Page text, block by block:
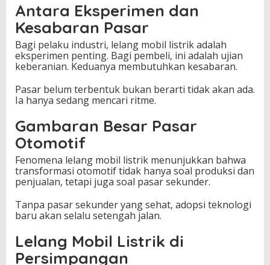
Antara Eksperimen dan
Kesabaran Pasar
Bagi pelaku industri, lelang mobil listrik adalah
eksperimen penting. Bagi pembeli, ini adalah ujian
keberanian. Keduanya membutuhkan kesabaran.
Pasar belum terbentuk bukan berarti tidak akan ada.
Ia hanya sedang mencari ritme.
Gambaran Besar Pasar
Otomotif
Fenomena lelang mobil listrik menunjukkan bahwa
transformasi otomotif tidak hanya soal produksi dan
penjualan, tetapi juga soal pasar sekunder.
Tanpa pasar sekunder yang sehat, adopsi teknologi
baru akan selalu setengah jalan.
Lelang Mobil Listrik di
Persimpangan